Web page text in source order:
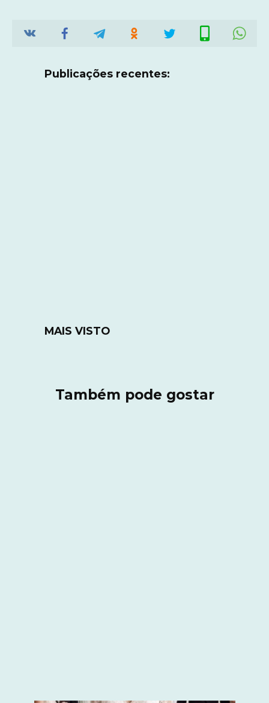
Publicações recentes:
MAIS VISTO
Também pode gostar